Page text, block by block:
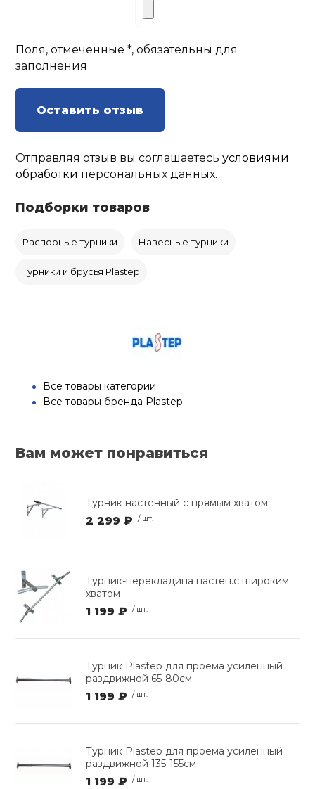
Поля, отмеченные *, обязательны для
заполнения
Оставить отзыв
Отправляя отзыв вы соглашаетесьусловиями
обработки персональных данных.
Подборки товаров
Распорные турники Навесные турники
Турники и брусья Plastep
Все товары категории
Все товары бренда Plastep
Вам может понравиться
Турник настенный с прямым хватом
2 299 ₽ / шт.
Турник-перекладина настен.с широким
хватом
1 199 ₽ / шт.
Турник Plastep для проема усиленный
раздвижной 65-80см
1 199 ₽ / шт.
Турник Plastep для проема усиленный
раздвижной 135-155см
1 199 ₽ / шт.